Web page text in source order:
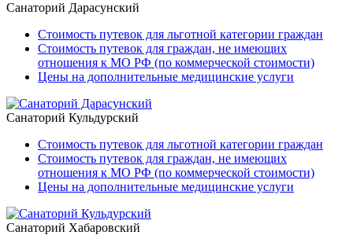
Санаторий Дарасунский
Стоимость путевок для льготной категории граждан
Стоимость путевок для граждан, не имеющих
отношения к МО РФ (по коммерческой стоимости)
Цены на дополнительные медицинские услуги
Санаторий Кульдурский
Стоимость путевок для льготной категории граждан
Стоимость путевок для граждан, не имеющих
отношения к МО РФ (по коммерческой стоимости)
Цены на дополнительные медицинские услуги
Санаторий Хабаровский